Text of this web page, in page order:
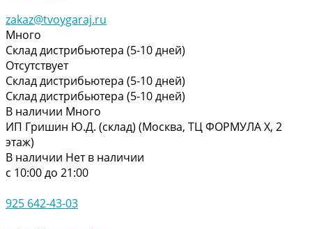
zakaz@tvoygaraj.ru
Много
Склад дистрибьютера (5-10 дней)
Отсутствует
Склад дистрибьютера (5-10 дней)
Склад дистрибьютера (5-10 дней)
В наличии Много
ИП Гришин Ю.Д. (склад) (Москва, ТЦ ФОРМУЛА Х, 2
этаж)
В наличии Нет в наличии
с 10:00 до 21:00
925 642-43-03